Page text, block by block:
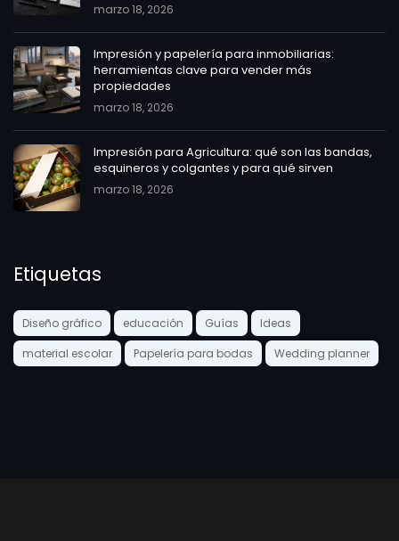
marzo 18, 2026
Impresión y papelería para inmobiliarias:
herramientas clave para vender más
propiedades
marzo 18, 2026
Impresión para Agricultura: qué son las bandas,
esquineros y colgantes y para qué sirven
marzo 18, 2026
Etiquetas
Diseño gráfico educación Guías
Ideas
material escolar
Papelería para bodas Wedding planner